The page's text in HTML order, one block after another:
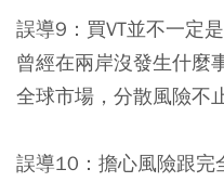
誤導9：買VT並不一定
曾經在兩岸沒發生什麼
全球市場，分散風險不
誤導10：擔心風險跟完